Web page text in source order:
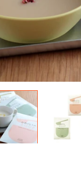
- 食器・雑貨(常温便)
- 食器・雑貨(冷凍便)
- その他（常温便）
- その他（冷凍便）